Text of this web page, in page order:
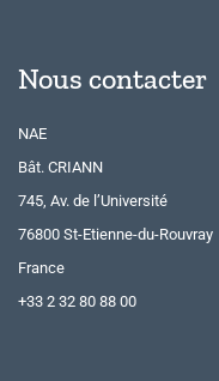
Nous contacter
NAE
Bât. CRIANN
745, Av. de l’Université
76800 St-Etienne-du-Rouvray
France
+33 2 32 80 88 00